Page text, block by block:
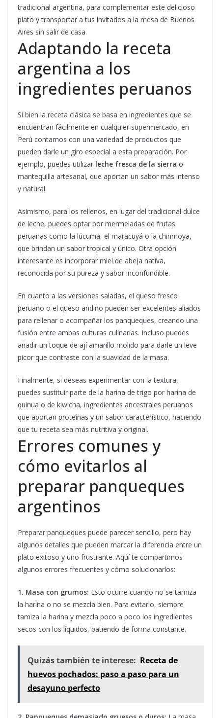
tradicional argentina, para complementar este delicioso
plato y transportar a tus invitados a la mesa de Buenos
Aires sin salir de casa.
Adaptando la receta
argentina a los
ingredientes peruanos
Si bien la receta clásica se basa en ingredientes que se
encuentran fácilmente en cualquier supermercado, en
Perú contamos con una variedad de productos que
pueden darle un giro especial a esta preparación. Por
ejemplo, puedes utilizar leche fresca de la sierra o
mantequilla artesanal, que aportan un sabor más intenso
y natural.
Asimismo, para los rellenos, en lugar del tradicional dulce
de leche, puedes optar por mermeladas de frutas
peruanas como la lúcuma, el maracuyá o la chirimoya,
que brindan un sabor tropical y único. Otra opción
interesante es incorporar miel de abeja nativa,
reconocida por su pureza y sabor inconfundible.
En cuanto a las versiones saladas, el queso fresco
peruano o el queso andino pueden ser excelentes aliados
para rellenar o acompañar los panqueques, creando una
fusión entre ambas culturas culinarias. Incluso puedes
añadir un toque de ají amarillo molido para darle un leve
picor que contraste con la suavidad de la masa.
Finalmente, si deseas experimentar con la textura,
puedes sustituir parte de la harina de trigo por harina de
quinua o de kiwicha, ingredientes ancestrales peruanos
que aportan proteínas y un sabor característico, haciendo
que tu receta sea más nutritiva y original.
Errores comunes y
cómo evitarlos al
preparar panqueques
argentinos
Preparar panqueques puede parecer sencillo, pero hay
algunos detalles que pueden marcar la diferencia entre un
plato exitoso y uno frustrante. Aquí te compartimos
algunos errores frecuentes y cómo solucionarlos:
1. Masa con grumos: Esto ocurre cuando no se tamiza
la harina o no se mezcla bien. Para evitarlo, siempre
tamiza la harina y mezcla poco a poco los ingredientes
secos con los líquidos, batiendo de forma constante.
Quizás también te interese: Receta de
huevos pochados: paso a paso para un
desayuno perfecto